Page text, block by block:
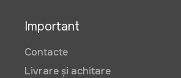
Important
Contacte
Livrare și achitare